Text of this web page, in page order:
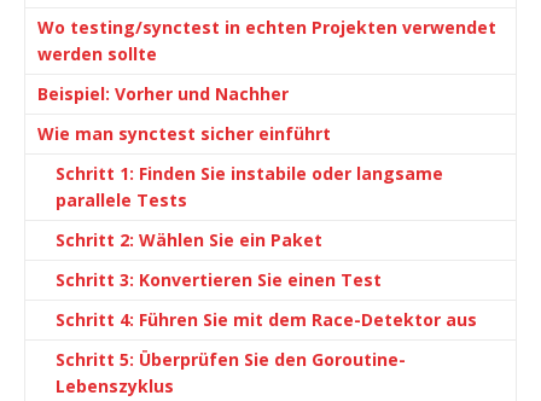
Wo testing/synctest in echten Projekten verwendet
werden sollte
Beispiel: Vorher und Nachher
Wie man synctest sicher einführt
Schritt 1: Finden Sie instabile oder langsame
parallele Tests
Schritt 2: Wählen Sie ein Paket
Schritt 3: Konvertieren Sie einen Test
Schritt 4: Führen Sie mit dem Race-Detektor aus
Schritt 5: Überprüfen Sie den Goroutine-
Lebenszyklus